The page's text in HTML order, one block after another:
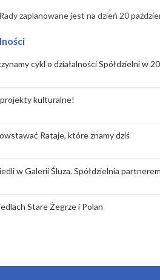
zaplanowane jest na dzień 20
cykl o działalności Spółdzielni w
kulturalne!
Rataje, które znamy dziś
w Galerii Śluza. Spółdzielnia
Stare Żegrze i Polan